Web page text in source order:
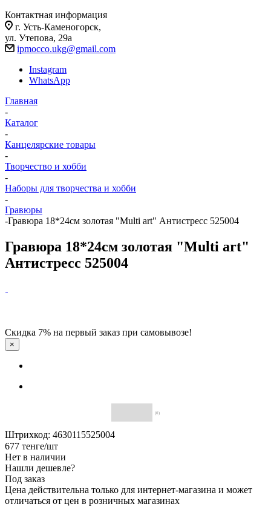
Контактная информация
г. Усть-Каменогорск,
ул. Утепова, 29а
ipmocco.ukg@gmail.com
Instagram
WhatsApp
Главная
-
Каталог
-
Канцелярские товары
-
Творчество и хобби
-
Наборы для творчества и хобби
-
Гравюры
-Гравюра 18*24см золотая "Multi art" Антистресс 525004
Гравюра 18*24см золотая "Multi art"
Антистресс 525004
Скидка 7% на первый заказ при самовывозе!
×
(0)
Штрихкод: 4630115525004
677 тенге/шт
Нет в наличии
Нашли дешевле?
Под заказ
Цена действительна только для интернет-магазина и может
отличаться от цен в розничных магазинах